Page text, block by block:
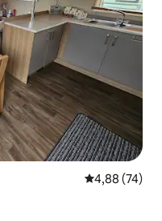
Средна
4,88 (74)